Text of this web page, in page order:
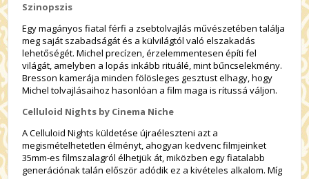
Szinopszis
Egy magányos fiatal férfi a zsebtolvajlás művészetében találja
meg saját szabadságát és a külvilágtól való elszakadás
lehetőségét. Michel precízen, érzelemmentesen építi fel
világát, amelyben a lopás inkább rituálé, mint bűncselekmény.
Bresson kamerája minden fölösleges gesztust elhagy, hogy
Michel tolvajlásaihoz hasonlóan a film maga is rítussá váljon.
Celluloid Nights by Cinema Niche
A Celluloid Nights küldetése újraéleszteni azt a
megismételhetetlen élményt, ahogyan kedvenc filmjeinket
35mm-es filmszalagról élhetjük át, miközben egy fiatalabb
generációnak talán először adódik ez a kivételes alkalom. Míg